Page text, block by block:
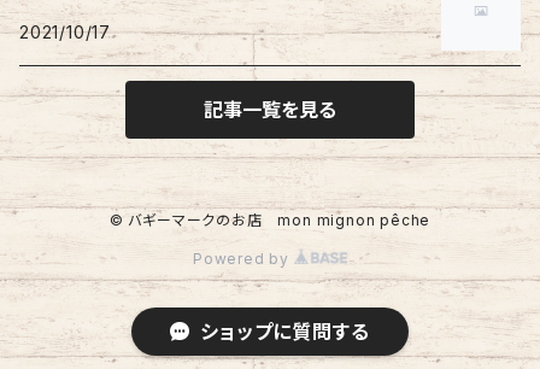
バギーマークナノ
吸盤バギーマーク
吸盤付きバギーマーク
ビックバギーポケット
バギーマークプチ
バギーマークレギュラー
ブーツ
Lサイズ
XLサイズ
バギーマークミニ
2021/10/17
記事一覧を見る
© バギーマークのお店 mon mignon pêche
Powered by
ショップに質問する